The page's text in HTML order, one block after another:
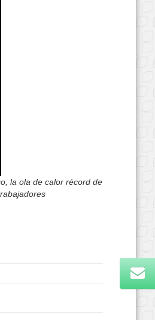
la ola de calor récord de